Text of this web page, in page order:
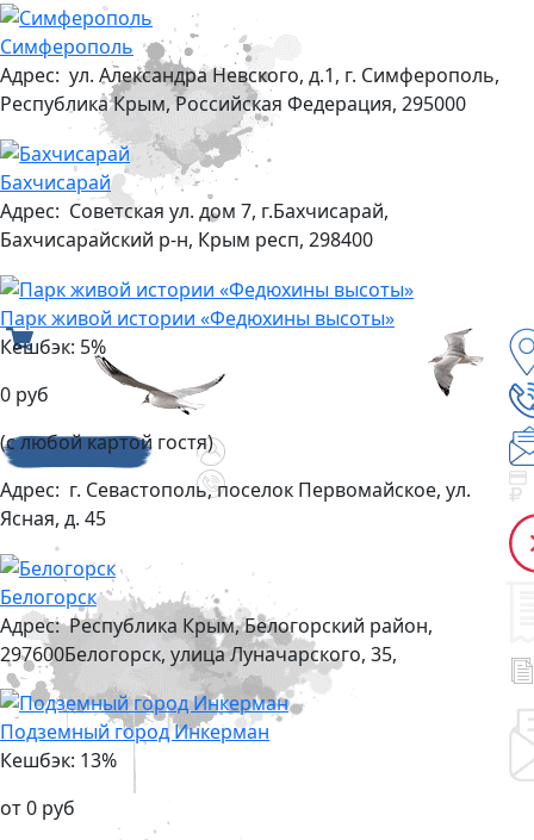
Симферополь
Адрес: ул. Александра Невского, д.1, г. Симферополь,
Республика Крым, Российская Федерация, 295000
Бахчисарай
Адрес: Советская ул. дом 7, г.Бахчисарай,
Бахчисарайский р-н, Крым респ, 298400
Парк живой истории «Федюхины высоты»
Кешбэк: 5%
0 руб
(с любой картой гостя)
Адрес: г. Севастополь, поселок Первомайское, ул.
Ясная, д. 45
Белогорск
Адрес:Республика Крым, Белогорский район,
297600Белогорск, улица Луначарского, 35,
Подземный город Инкерман
Кешбэк: 13%
от 0 руб